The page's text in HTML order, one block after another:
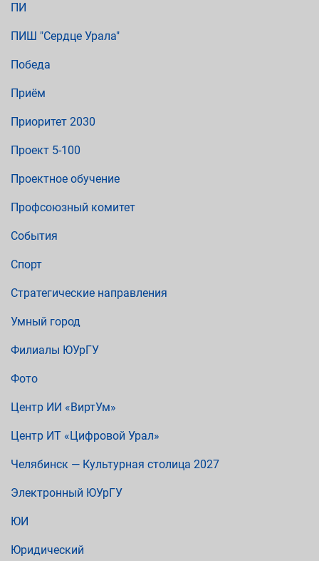
ПИ
ПИШ "Сердце Урала"
Победа
Приём
Приоритет 2030
Проект 5-100
Проектное обучение
Профсоюзный комитет
События
Спорт
Стратегические направления
Умный город
Филиалы ЮУрГУ
Фото
Центр ИИ «ВиртУм»
Центр ИТ «Цифровой Урал»
Челябинск — Культурная столица 2027
Электронный ЮУрГУ
ЮИ
Юридический